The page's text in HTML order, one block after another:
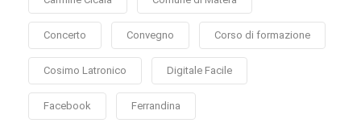
Concerto Convegno Corso di formazione
Cosimo Latronico Digitale Facile
Facebook Ferrandina